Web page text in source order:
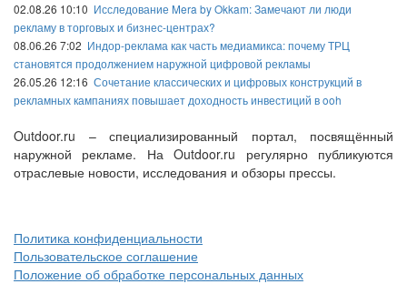
02.08.26 10:10 Исследование Mera by Okkam: Замечают ли люди
рекламу в торговых и бизнес-центрах?
08.06.26 7:02 Индор-реклама как часть медиамикса: почему ТРЦ
становятся продолжением наружной цифровой рекламы
26.05.26 12:16 Сочетание классических и цифровых конструкций в
рекламных кампаниях повышает доходность инвестиций в ooh
Outdoor.ru – специализированный портал, посвящённый
наружной рекламе. На Outdoor.ru регулярно публикуются
отраслевые новости, исследования и обзоры прессы.
Политика конфиденциальности
Пользовательское соглашение
Положение об обработке персональных данных